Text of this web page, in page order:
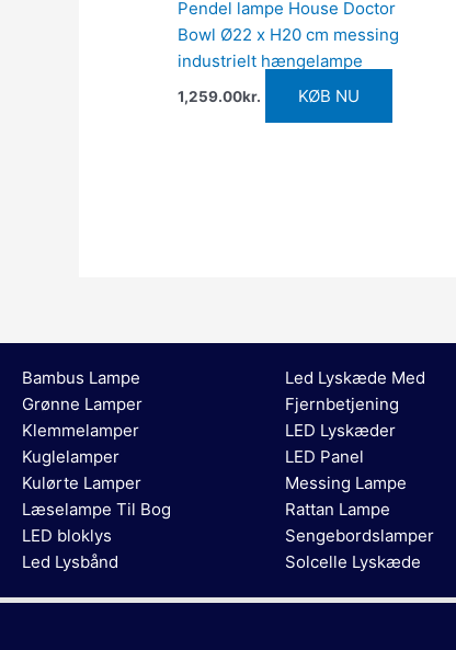
Pendel lampe House Doctor
Bowl Ø22 x H20 cm messing
industrielt hængelampe
1,259.00kr. KØB NU
Bambus Lampe
Grønne Lamper
Klemmelamper
Kuglelamper
Kulørte Lamper
Læselampe Til Bog
LED bloklys
Led Lysbånd
Led Lyskæde Med
Fjernbetjening
LED Lyskæder
LED Panel
Messing Lampe
Rattan Lampe
Sengebordslamper
Solcelle Lyskæde